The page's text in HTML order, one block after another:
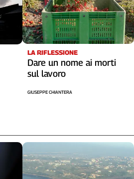
LA RIFLESSIONE
Dare un nome ai morti
sul lavoro
GIUSEPPE CHIANTERA